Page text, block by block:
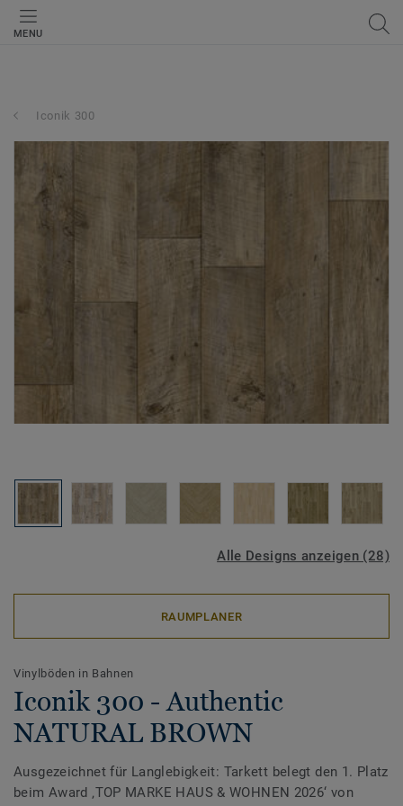
MENU
Iconik 300
Alle Designs anzeigen (28)
RAUMPLANER
Vinylböden in Bahnen
Iconik 300 - Authentic
NATURAL BROWN
Ausgezeichnet für Langlebigkeit: Tarkett belegt den 1. Platz
beim Award ‚TOP MARKE HAUS & WOHNEN 2026‘ von